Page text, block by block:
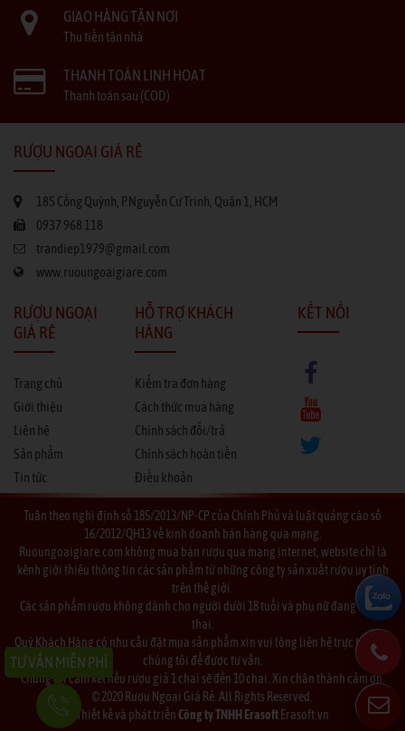
GIAO HÀNG TẬN NƠI
Thu tiền tận nhà
THANH TOÁN LINH HOẠT
Thanh toán sau (COD)
RƯỢU NGOẠI GIÁ RẺ
185 Cống Quỳnh, P.Nguyễn Cư Trinh, Quận 1, HCM
0937 968 118
trandiep1979@gmail.com
www.ruoungoaigiare.com
RƯỢU NGOẠI
GIÁ RẺ
Trang chủ
Giới thiệu
Liên hệ
Sản phẩm
Tin tức
HỖ TRỢ KHÁCH
HÀNG
Kiểm tra đơn hàng
Cách thức mua hàng
Chính sách đổi/trả
Chính sách hoàn tiền
Điều khoản
KẾT NỐI
Tuân theo nghị định số 185/2013/NP-CP của Chính Phủ và luật quảng cáo số
16/2012/QH13 về kinh doanh bán hàng qua mạng.
Ruoungoaigiare.com không mua bán rượu qua mạng internet, website chỉ là
kênh giới thiệu thông tin các sản phẩm từ những công ty sản xuất rượu uy tính
trên thế giới.
Các sản phẩm rượu không dành cho người dưới 18 tuổi và phụ nữ đang mang
thai.
Quý Khách Hàng có nhu cầu đặt mua sản phẩm xin vui lòng liên hệ trực tiếp với
chúng tôi để được tư vấn.
Chúng tôi cam kết nếu rượu giả 1 chai sẽ đền 10 chai. Xin chân thành cảm ơn.
© 2020 Rượu Ngoại Giá Rẻ. All Rights Reserved.
Thiết kế và phát triển Công ty TNHH ErasoftErasoft.vn
TƯ VẤN MIỄN PHÍ